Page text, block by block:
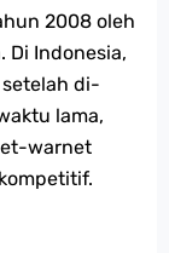
2008 oleh
Di Indonesia,
di-
lama,
warnet